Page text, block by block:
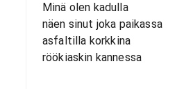
Minä olen kadulla
näen sinut joka paikassa
asfaltilla korkkina
röökiaskin kannessa